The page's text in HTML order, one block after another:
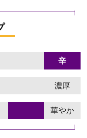
辛
濃厚
華やか